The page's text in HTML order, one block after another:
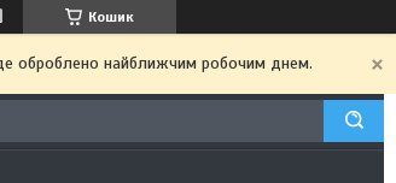
Кошик
оброблено найближчим робочим днем.